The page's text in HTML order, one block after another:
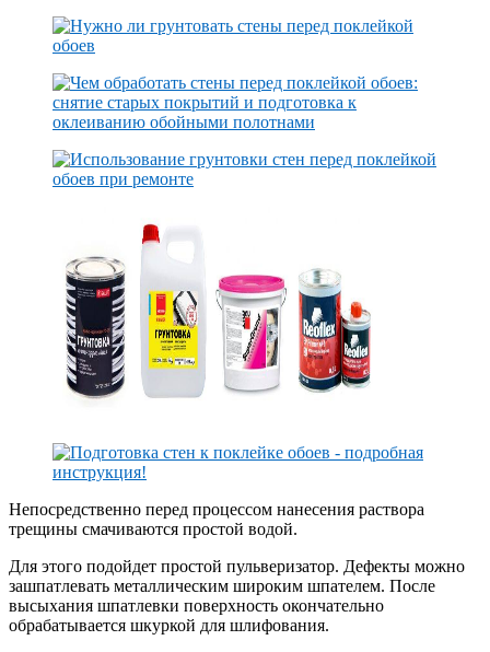
Непосредственно перед процессом нанесения раствора
трещины смачиваются простой водой.
Для этого подойдет простой пульверизатор. Дефекты можно
зашпатлевать металлическим широким шпателем. После
высыхания шпатлевки поверхность окончательно
обрабатывается шкуркой для шлифования.